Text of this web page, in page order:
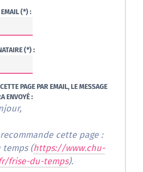
EMAIL (*) :
(*) :
PAGE PAR EMAIL, LE MESSAGE
ENVOYÉ :
cette page :
temps (https://www.chu-
frise-du-temps).